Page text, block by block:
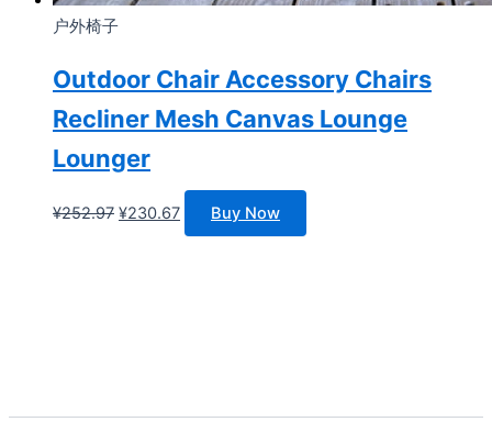
户外椅子
Outdoor Chair Accessory Chairs
Recliner Mesh Canvas Lounge
Lounger
¥252.97 原
¥230.67当
前
Buy Now